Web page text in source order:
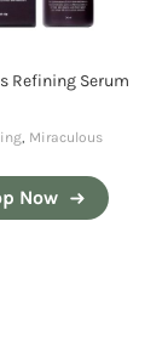
Refining Serum
, Miraculous
Now